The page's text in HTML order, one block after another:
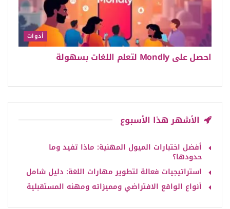
أدوات
احصل على Mondly لتعلم اللغات بسهولة
الأشهر هذا الأسبوع
أفضل اختبارات الميول المهنية: ماذا تفيد وما
حدودها؟
استراتيجيات فعالة لتطوير مهارات اللغة: دليل شامل
أنواع الواقع الافتراضي ومميزاته ومهنه المستقبلية